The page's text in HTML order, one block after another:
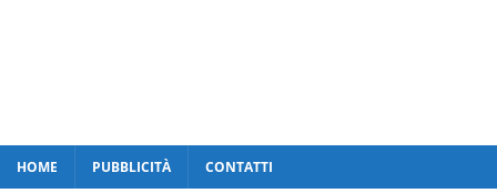
HOME PUBBLICITÀ CONTATTI